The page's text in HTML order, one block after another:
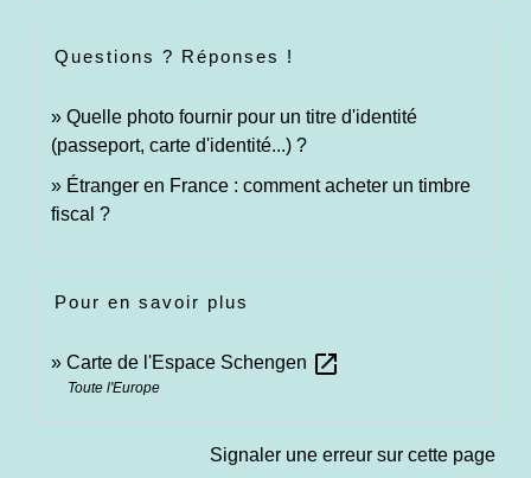
Questions ? Réponses !
Quelle photo fournir pour un titre d'identité
(passeport, carte d'identité...) ?
Étranger en France : comment acheter un timbre
fiscal ?
Pour en savoir plus
Carte de l'Espace Schengen open_in_new
Toute l'Europe
Signaler une erreur sur cette page